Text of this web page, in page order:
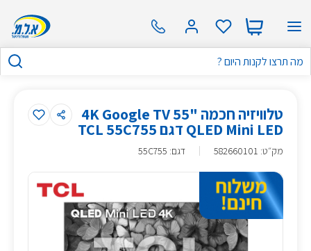
טלוויזיה חכמה "55 4K Google TV
QLED Mini LED דגם TCL 55C755
מק״ט:
582660101 דגם: 55C755